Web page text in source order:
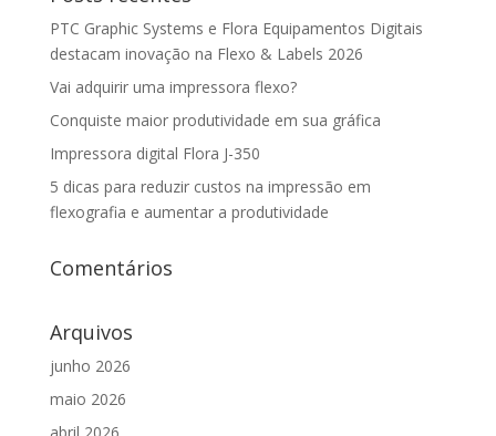
PTC Graphic Systems e Flora Equipamentos Digitais
destacam inovação na Flexo & Labels 2026
Vai adquirir uma impressora flexo?
Conquiste maior produtividade em sua gráfica
Impressora digital Flora J-350
5 dicas para reduzir custos na impressão em
flexografia e aumentar a produtividade
Comentários
Arquivos
junho 2026
maio 2026